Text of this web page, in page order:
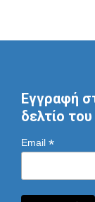
Εγγραφή
δελτίο
Email *